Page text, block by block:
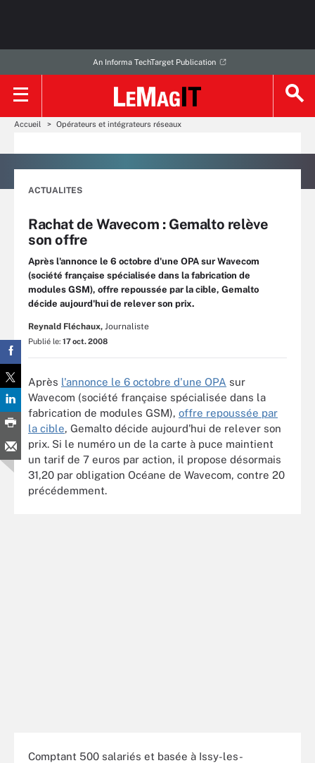
An Informa TechTarget Publication
Accueil Opérateurs et intégrateurs réseaux
ACTUALITES
Rachat de Wavecom : Gemalto relève
son offre
Après l'annonce le 6 octobre d'une OPA sur Wavecom
(société française spécialisée dans la fabrication de
modules GSM), offre repoussée par la cible, Gemalto
décide aujourd'hui de relever son prix.
Reynald Fléchaux, Journaliste
Publié le: 17 oct. 2008
Après l'annonce le 6 octobre d'une OPA sur
Wavecom (société française spécialisée dans la
fabrication de modules GSM), offre repoussée par
la cible, Gemalto décide aujourd'hui de relever son
prix. Si le numéro un de la carte à puce maintient
un tarif de 7 euros par action, il propose désormais
31,20 par obligation Océane de Wavecom, contre 20
précédemment.
Comptant 500 salariés et basée à Issy-les-